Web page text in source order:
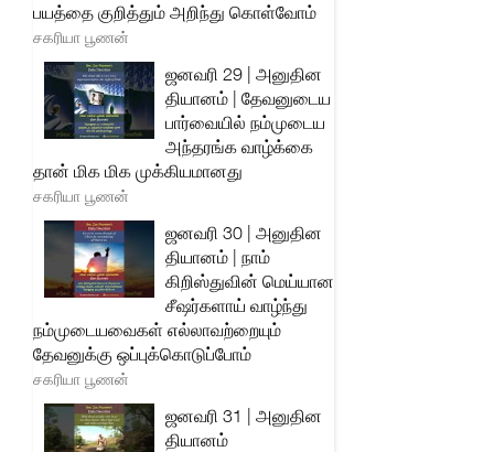
பயத்தை குறித்தும் அறிந்து கொள்வோம்
சகரியா பூணன்
ஜனவரி 29 | அனுதின
தியானம் | தேவனுடைய
பார்வையில் நம்முடைய
அந்தரங்க வாழ்க்கை
தான் மிக மிக முக்கியமானது
சகரியா பூணன்
ஜனவரி 30 | அனுதின
தியானம் | நாம்
கிறிஸ்துவின் மெய்யான
சீஷர்களாய் வாழ்ந்து
நம்முடையவைகள் எல்லாவற்றையும்
தேவனுக்கு ஒப்புக்கொடுப்போம்
சகரியா பூணன்
ஜனவரி 31 | அனுதின
தியானம்